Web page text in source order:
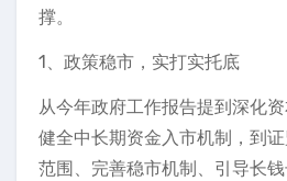
撑。
1、政策稳市，实打实托底
从今年政府工作报告提到深化资
健全中长期资金入市机制，到
范围、完善稳市机制、引导长